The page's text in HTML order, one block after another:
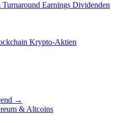
Turnaround Earnings Dividenden
Krypto-Aktien
→
& Altcoins